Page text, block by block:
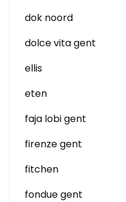
dok noord
dolce vita gent
ellis
eten
faja lobi gent
firenze gent
fitchen
fondue gent